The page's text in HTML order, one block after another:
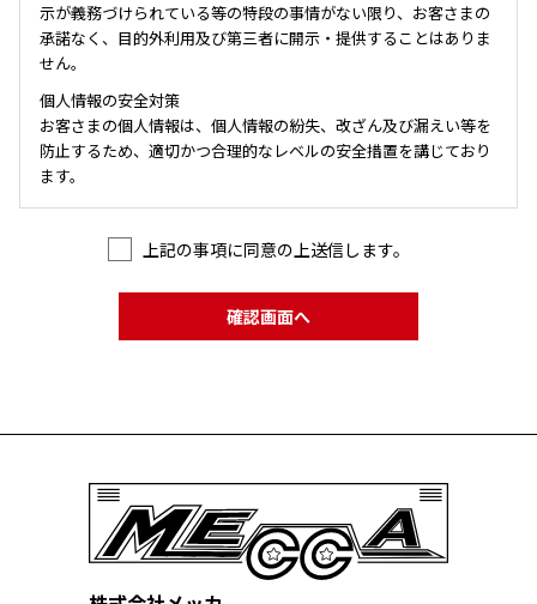
示が義務づけられている等の特段の事情がない限り、お客さまの
承諾なく、目的外利用及び第三者に開示・提供することはありま
せん。
個人情報の安全対策
お客さまの個人情報は、個人情報の紛失、改ざん及び漏えい等を
防止するため、適切かつ合理的なレベルの安全措置を講じており
ます。
お客様の個人情報の第三者への提供について
お客様の個人情報は、お客様のご了解なしに第三者へ提供するこ
とはいたしません。
上記の事項に同意の上送信します。